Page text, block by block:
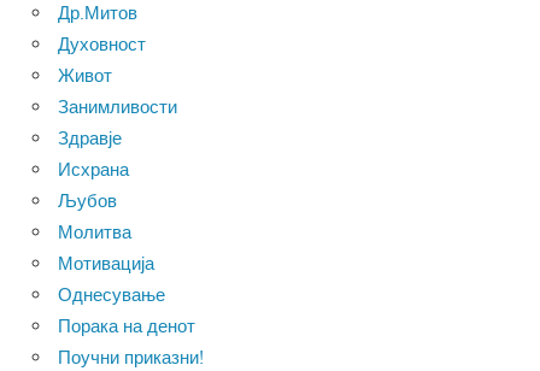
Др.Митов
Духовност
Живот
Занимливости
Здравје
Исхрана
Љубов
Молитва
Мотивација
Однесување
Порака на денот
Поучни приказни!